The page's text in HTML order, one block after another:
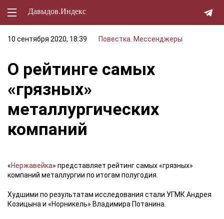
Давыдов.Индекс
Политическая жизнь
Экономика
Природа
Образование
Спорт
Lifestyle
10 сентября 2020, 18:39 Повестка. Мессенджеры
О рейтинге самых
«грязных»
металлургических
компаний
«Нержавейка» представляет рейтинг самых «грязных»
компаний металлургии по итогам полугодия.
Худшими по результатам исследования стали УГМК Андрея
Козицына и «Норникель» Владимира Потанина.